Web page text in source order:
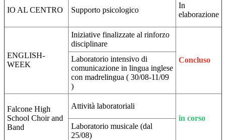
IO AL CENTRO Supporto psicologico
In
elaborazione
ENGLISH-
WEEK
Iniziative finalizzate al rinforzo
disciplinare
Concluso
Laboratorio intensivo di
comunicazione in lingua inglese
con madrelingua ( 30/08-11/09
)
Falcone High
School Choir and
Band
Attività laboratoriali
in corso
Laboratorio musicale (dal
25/08)